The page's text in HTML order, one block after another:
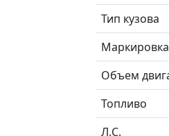
Тип кузова
Объем
Топливо
Л.C.